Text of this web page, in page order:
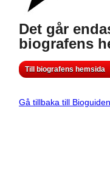
Det går
biografens
Till biografens hemsida
Gå tillbaka till Bioguiden